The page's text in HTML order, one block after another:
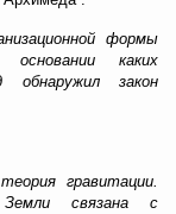
формы
каких
обнаружил закон
гравитации.
связана с